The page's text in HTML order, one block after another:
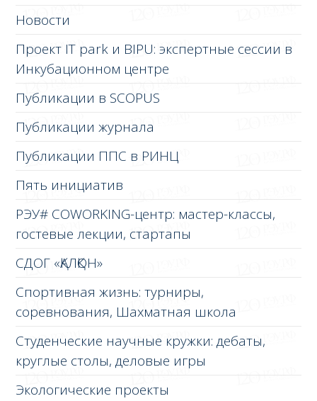
Новости
Проект IT park и BIPU: экспертные сессии в
Инкубационном центре
Публикации в SCOPUS
Публикации журнала
Публикации ППС в РИНЦ
Пять инициатив
РЭУ# COWORKING-центр: мастер-классы,
гостевые лекции, стартапы
СДОГ «ҚАЛҚОН»
Спортивная жизнь: турниры,
соревнования, Шахматная школа
Студенческие научные кружки: дебаты,
круглые столы, деловые игры
Экологические проекты